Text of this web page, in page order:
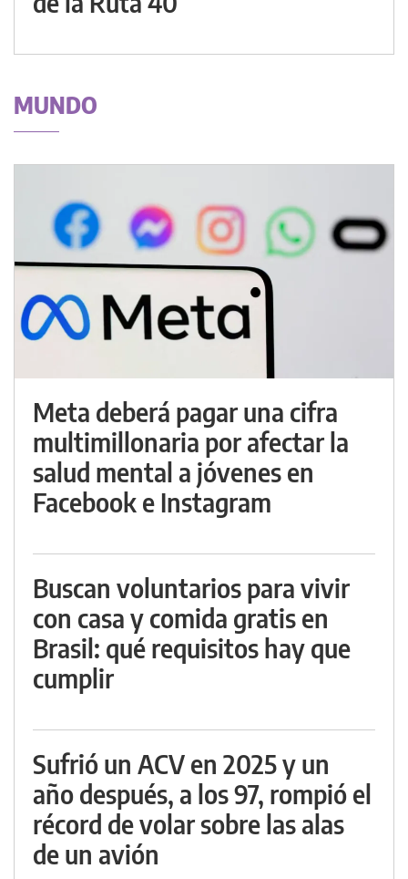
MUNDO
Meta deberá pagar una cifra
multimillonaria por afectar la
salud mental a jóvenes en
Facebook e Instagram
Buscan voluntarios para vivir
con casa y comida gratis en
Brasil: qué requisitos hay que
cumplir
Sufrió un ACV en 2025 y un
año después, a los 97, rompió el
récord de volar sobre las alas
de un avión